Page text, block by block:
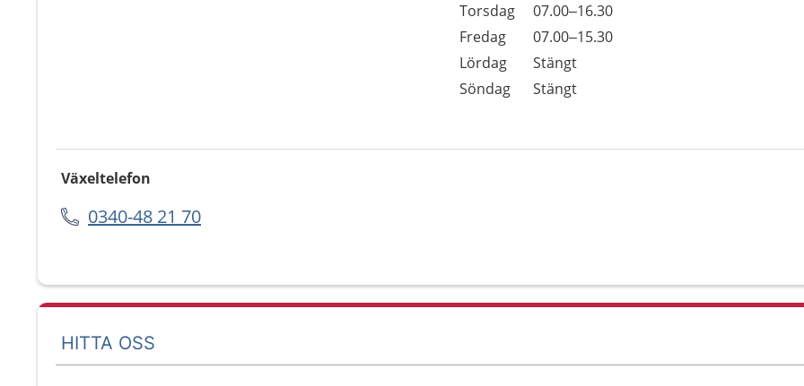
Torsdag
07.00–16.30
Fredag
07.00–15.30
Lördag
Stängt
Söndag
Stängt
Växeltelefon
0340-48 21 70
HITTA OSS